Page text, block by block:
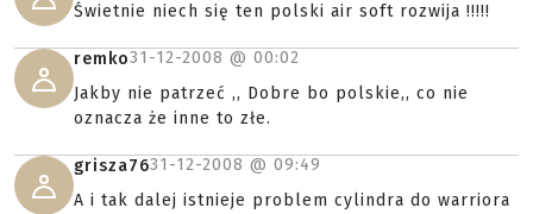
Świetnie niech się ten polski air soft rozwija !!!!!
remko31-12-2008 @ 00:02
Jakby nie patrzeć ,, Dobre bo polskie,, co nie
oznacza że inne to złe.
grisza7631-12-2008 @ 09:49
A i tak dalej istnieje problem cylindra do warriora